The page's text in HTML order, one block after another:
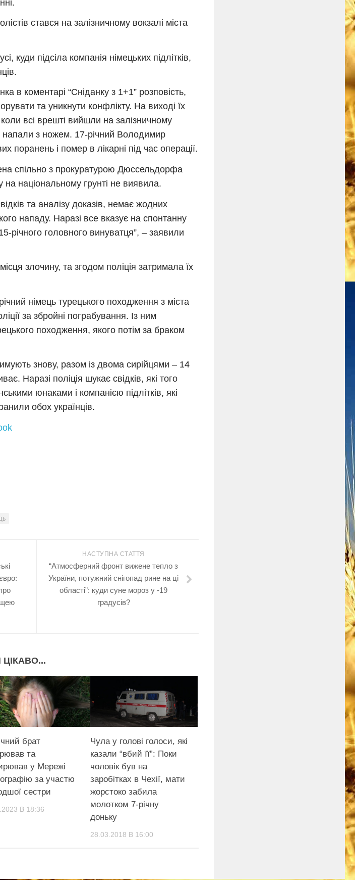
стався на залізничному вокзалі міста
куди підсіла компанія німецьких підлітків,
в коментарі “Сніданку з 1+1” розповість,
та уникнути конфлікту. На виході їх
всі врешті вийшли на залізничному
напали з ножем. 17-річний Володимир
поранень і помер в лікарні під час операції.
спільно з прокуратурою Дюссельдорфа
національному грунті не виявила.
та аналізу доказів, немає жодних
нападу. Наразі все вказує на спонтанну
річного головного винуватця”, – заявили
злочину, та згодом поліція затримала їх
німець турецького походження з міста
за збройні пограбування. Із ним
походження, якого потім за браком
знову, разом із двома сирійцями – 14
Наразі поліція шукає свідків, які того
юнаками і компанією підлітків, які
обох українців.
НАСТУПНА СТАТТЯ
“Атмосферний фронт вижене тепло з
України, потужний снігопад рине на ці
області”: куди суне мороз у -19
градусів?
брат
та
у Мережі
за участю
сестри
В 18:36
Чула у голові голоси, які
казали “вбий її”: Поки
чоловік був на
заробітках в Чехії, мати
жорстоко зaбила
молотком 7-річну
доньку
28.03.2018 В 16:00